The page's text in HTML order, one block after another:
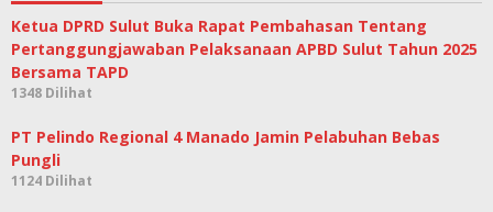
Ketua DPRD Sulut Buka Rapat Pembahasan Tentang
Pertanggungjawaban Pelaksanaan APBD Sulut Tahun 2025
Bersama TAPD
1348 Dilihat
PT Pelindo Regional 4 Manado Jamin Pelabuhan Bebas
Pungli
1124 Dilihat